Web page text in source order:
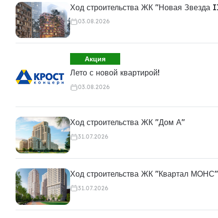
Ход строительства ЖК "Новая Звезда
03.08.2026
Акция
Лето с новой квартирой!
03.08.2026
Ход строительства ЖК "Дом А"
31.07.2026
Ход строительства ЖК "Квартал МОНС"
31.07.2026